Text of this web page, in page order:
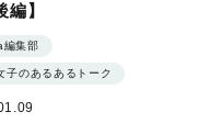
編】
集部
子のあるあるトーク